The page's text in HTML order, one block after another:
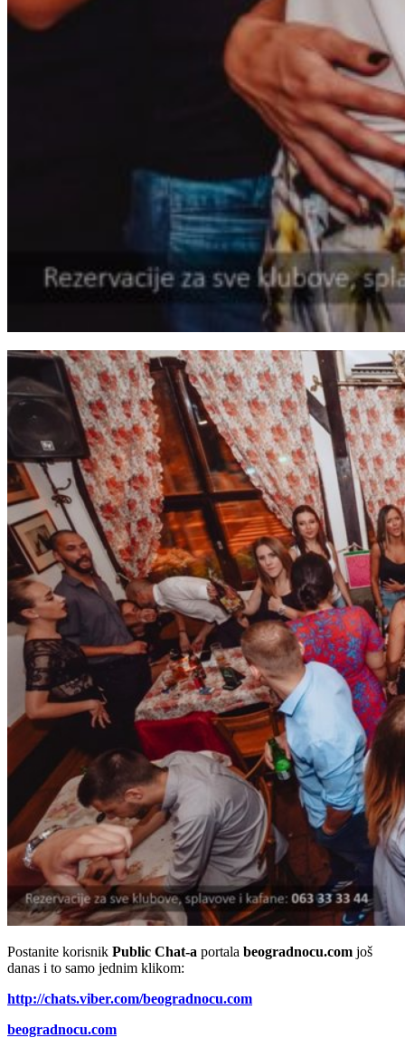
Postanite korisnik Public Chat-a portala beogradnocu.com još
danas i to samo jednim klikom:
http://chats.viber.com/beogradnocu.com
beogradnocu.com